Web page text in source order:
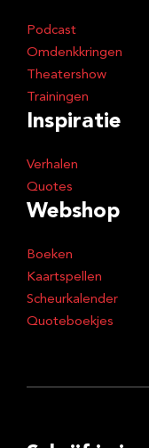
Podcast
Omdenkkringen
Theatershow
Trainingen
Inspiratie
Verhalen
Quotes
Webshop
Boeken
Kaartspellen
Scheurkalender
Quoteboekjes